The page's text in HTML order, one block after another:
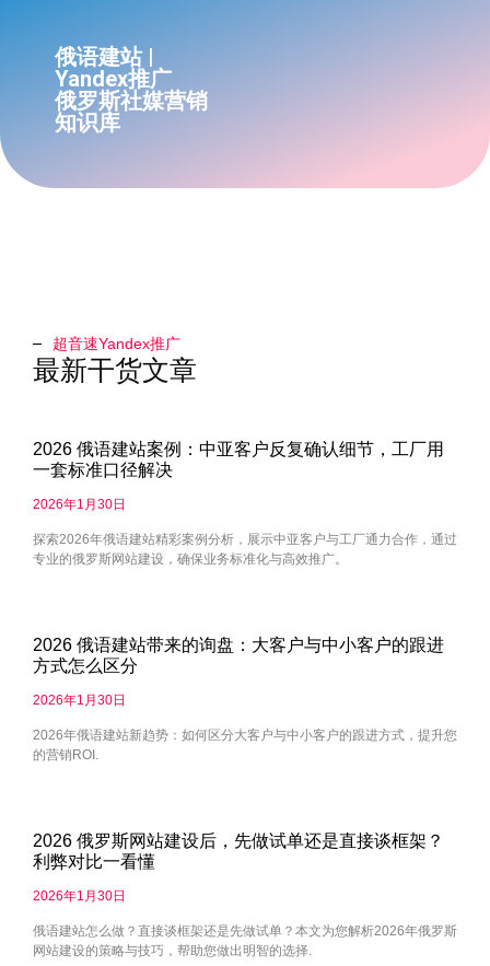
俄语建站 |
Yandex推广
俄罗斯社媒营销
知识库
超音速Yandex推广​
最新干货文章
2026 俄语建站案例：中亚客户反复确认细节，工厂用
一套标准口径解决
2026年1月30日
探索2026年俄语建站精彩案例分析，展示中亚客户与工厂通力合作，通过
专业的俄罗斯网站建设，确保业务标准化与高效推广。
2026 俄语建站带来的询盘：大客户与中小客户的跟进
方式怎么区分
2026年1月30日
2026年俄语建站新趋势：如何区分大客户与中小客户的跟进方式，提升您
的营销ROI.
2026 俄罗斯网站建设后，先做试单还是直接谈框架？
利弊对比一看懂
2026年1月30日
俄语建站怎么做？直接谈框架还是先做试单？本文为您解析2026年俄罗斯
网站建设的策略与技巧，帮助您做出明智的选择.